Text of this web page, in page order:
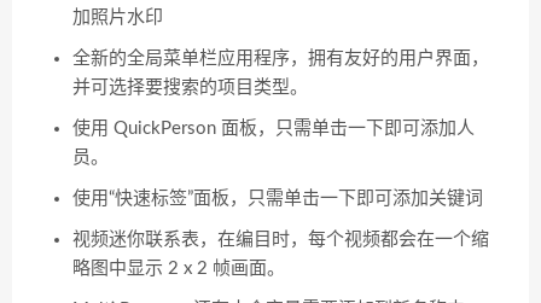
加照片水印
全新的全局菜单栏应用程序，拥有友好的用户界面，
并可选择要搜索的项目类型。
使用 QuickPerson 面板，只需单击一下即可添加人
员。
使用“快速标签”面板，只需单击一下即可添加关键词
视频迷你联系表，在编目时，每个视频都会在一个缩
略图中显示 2 x 2 帧画面。